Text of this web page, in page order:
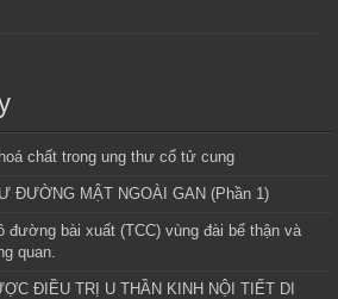
chất trong ung thư cổ tử cung
ĐƯỜNG MẬT NGOÀI GAN (Phần 1)
đường bài xuất (TCC) vùng đài bể thận và
quan.
ĐIỀU TRỊ U THẦN KINH NỘI TIẾT DI